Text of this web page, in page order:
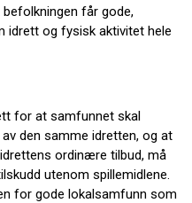
får gode,
idrett og fysisk aktivitet hele
for at samfunnet skal
den samme idretten, og at
ordinære tilbud, må
utenom spillemidlene.
for gode lokalsamfunn som